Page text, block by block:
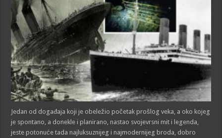
Jedan od događaja koji je obeležio početak prošlog veka, a oko kojeg
je spontano, a donekle i planirano, nastao svojevrsni mit i legenda,
jeste potonuće tada najluksuznijeg i najmodernijeg broda, dobro